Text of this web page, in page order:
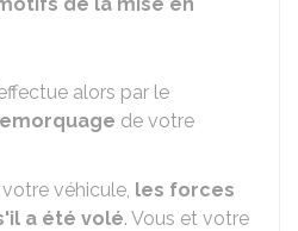
alors par le
de votre
véhicule, les forces
a été volé. Vous et votre